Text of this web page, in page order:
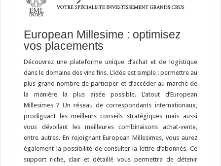
European Millesime : optimisez
vos placements
Découvrez une plateforme unique d’achat et de logistique
dans le domaine des vins fins. L’idée est simple : permettre au
plus grand nombre de participer et d’accéder au marché de
la manière la plus aisée possible. L’atout d’European
Millesimes ? Un réseau de correspondants internationaux,
prodiguant les meilleurs conseils stratégiques mais aussi
vous dévoilant les meilleures combinaisons achat-vente,
entre autres. En rejoignant European Millesimes, vous aurez
également la possibilité de consulter la lettre d’abonnés. Ce
support riche, clair et détaillé vous permettra de détenir